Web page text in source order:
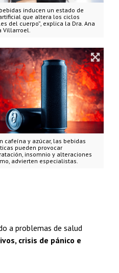
inducen un estado de
que altera los ciclos
del cuerpo”, explica la Dra. Ana
Villarroel.
cafeína y azúcar, las bebidas
pueden provocar
insomnio y alteraciones
advierten especialistas.
a problemas de salud
crisis de pánico e